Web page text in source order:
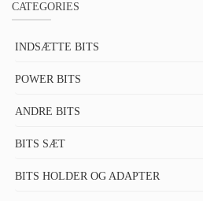
CATEGORIES
INDSÆTTE BITS
POWER BITS
ANDRE BITS
BITS SÆT
BITS HOLDER OG ADAPTER